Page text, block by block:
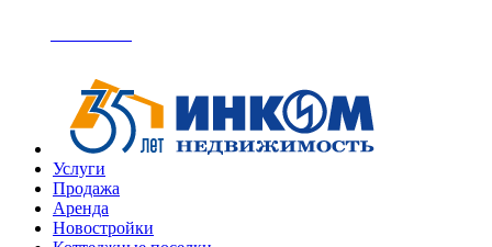
Услуги
Продажа
Аренда
Новостройки